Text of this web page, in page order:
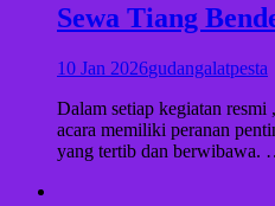
Sewa Tiang
10 Jan 2026gudangalatpesta
Dalam setiap kegiatan
acara memiliki peranan
yang tertib dan berwibawa.